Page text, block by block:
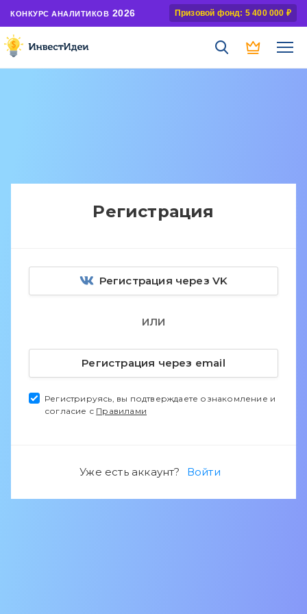
КОНКУРС АНАЛИТИКОВ 2026 Призовой фонд: 5 400 000 ₽
Регистрация
Регистрация через VK
ИЛИ
Регистрация через email
Регистрируясь, вы подтверждаете ознакомление и
согласие с Правилами
Уже есть аккаунт? Войти